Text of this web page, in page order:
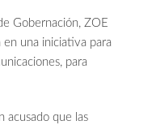
Gobernación, ZOE
en una iniciativa para
para
acusado que las